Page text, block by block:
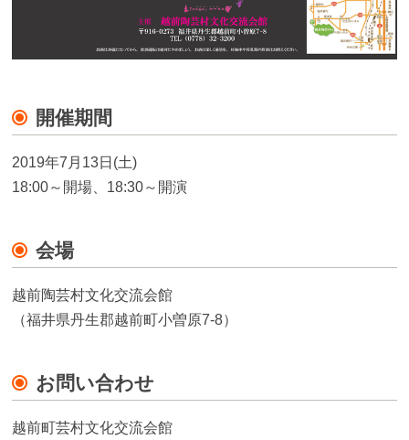
開催期間
2019年7月13日(土)
18:00～開場、18:30～開演
会場
越前陶芸村文化交流会館
（福井県丹生郡越前町小曽原7-8）
お問い合わせ
越前町芸村文化交流会館